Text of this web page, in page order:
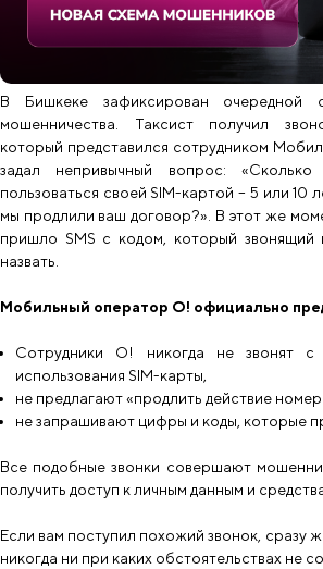
В Бишкеке зафиксирован очередной
мошенничества. Таксист получил
который представился сотрудником
задал непривычный вопрос:
пользоваться своей SIM-картой – 5 или 10
мы продлили ваш договор?». В этот же
пришло SMS с кодом, который звонящий
назвать.
Мобильный оператор О! официально
Сотрудники О! никогда не звонят
использования SIM-карты,
не предлагают «продлить действие
не запрашивают цифры и коды, которые
Все подобные звонки совершают
получить доступ к личным данным и
Если вам поступил похожий звонок, сразу
никогда ни при каких обстоятельствах не